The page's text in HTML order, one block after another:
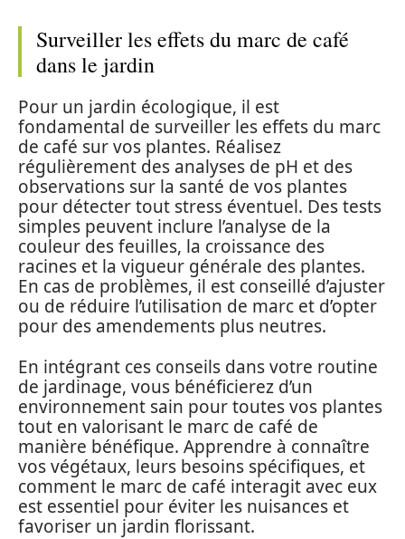
Surveiller les effets du marc de café
dans le jardin
Pour un jardin écologique, il est
fondamental de surveiller les effets du marc
de café sur vos plantes. Réalisez
régulièrement des analyses de pH et des
observations sur la santé de vos plantes
pour détecter tout stress éventuel. Des tests
simples peuvent inclure l’analyse de la
couleur des feuilles, la croissance des
racines et la vigueur générale des plantes.
En cas de problèmes, il est conseillé d’ajuster
ou de réduire l’utilisation de marc et d’opter
pour des amendements plus neutres.
En intégrant ces conseils dans votre routine
de jardinage, vous bénéficierez d’un
environnement sain pour toutes vos plantes
tout en valorisant le marc de café de
manière bénéfique. Apprendre à connaître
vos végétaux, leurs besoins spécifiques, et
comment le marc de café interagit avec eux
est essentiel pour éviter les nuisances et
favoriser un jardin florissant.